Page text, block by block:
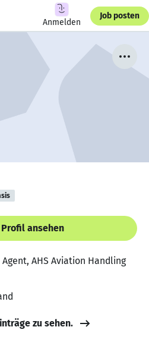
Anmelden
Job posten
Profil ansehen
AHS Aviation Handling
zu sehen.